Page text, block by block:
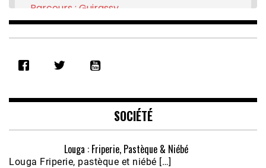
RSS FEED
EMBED
Parcours : Guirassy
Feb 16, 2021 • 28:08
SOCIÉTÉ
Louga : Friperie, Pastèque & Niébé
Louga Friperie, pastèque et niébé […]